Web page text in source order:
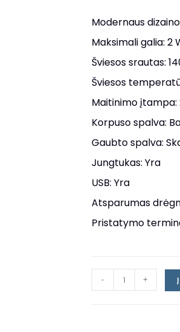
Modernaus dizaino
Maksimali galia: 2
Šviesos srautas:
Šviesos
Maitinimo įtampa:
Korpuso spalva:
Gaubto spalva:
Jungtukas: Yra
USB: Yra
Atsparumas
Pristatymo
- +